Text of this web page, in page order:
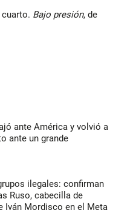
cuarto. Bajo presión, de
ante América y volvió a
ante un grande
ilegales: confirman
Ruso, cabecilla de
Iván Mordisco en el Meta